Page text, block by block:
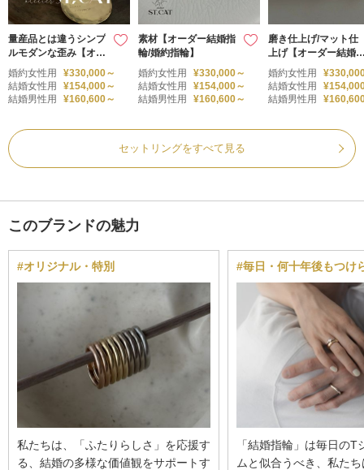
量産品とは違うシンプ
ルモダンな歪み【オー
ダー結婚/婚約指輪】E
ngagement Ring / Ma
rriage Ring セット
婚約女性用
¥330,000～
結婚女性用
¥154,000～
結婚男性用
¥160,600～
素材【オーダー結婚指
輪/婚約指輪】
婚約女性用
¥330,000～
結婚女性用
¥154,000～
結婚男性用
¥160,600～
磨き仕上げ/マット仕
上げ【オーダー結婚
輪/婚約指輪】
婚約女性用
結婚女性用
結婚男性用
セットリングをすべて見る
このブランドの魅力
#オリジナル・特別
私たちは、「ふたりらしさ」を応援す
る、結婚の多様な価値観をサポートす
#毎日・何十年後もつけ
「結婚指輪」は毎日のT
ムと似合うべき、私た